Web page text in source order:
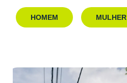
HOMEM MULHER